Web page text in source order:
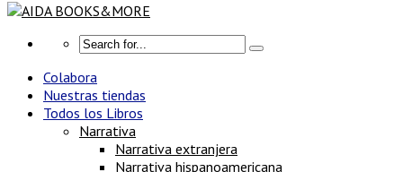
Colabora
Nuestras tiendas
Todos los Libros
Narrativa
Narrativa extranjera
Narrativa hispanoamericana